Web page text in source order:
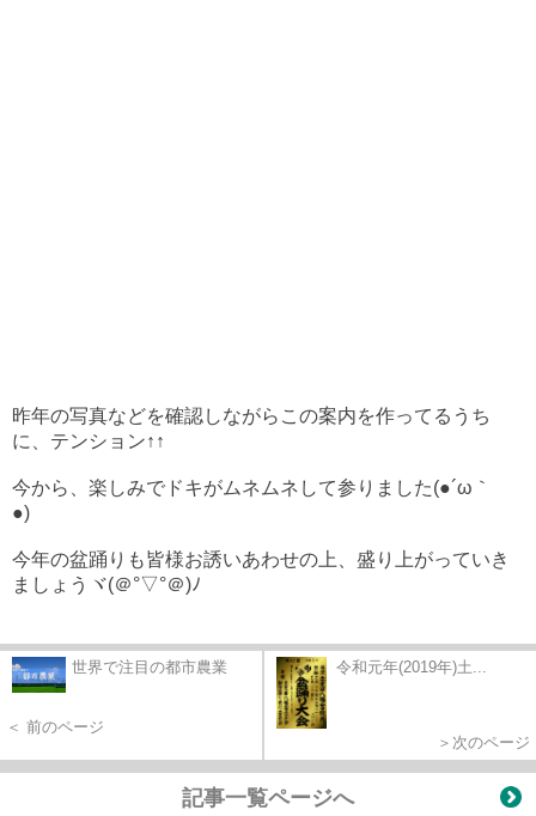
昨年の写真などを確認しながらこの案内を作ってるうち
に、テンション↑↑
今から、楽しみでドキがムネムネして参りました(●´ω｀
●)ゞ
今年の盆踊りも皆様お誘いあわせの上、盛り上がっていき
ましょうヾ(＠°▽°＠)ﾉ
世界で注目の都市農業
＜ 前のページ
令和元年(2019年)土...
＞次のページ
記事一覧ページへ